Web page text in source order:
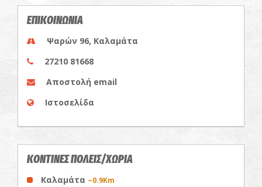
ΕΠΙΚΟΙΝΩΝΙΑ
Ψαρών 96, Καλαμάτα
27210 81668
Αποστολή email
Ιστοσελίδα
ΚΟΝΤΙΝΕΣ ΠΟΛΕΙΣ/ΧΩΡΙΑ
Καλαμάτα ~0.9Km